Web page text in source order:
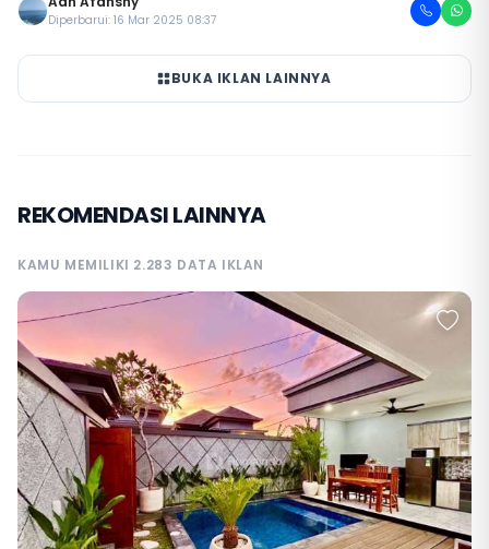
Diperbarui: 16 Mar 2025 08:37
BUKA IKLAN LAINNYA
REKOMENDASI LAINNYA
KAMU MEMILIKI 2.283 DATA IKLAN